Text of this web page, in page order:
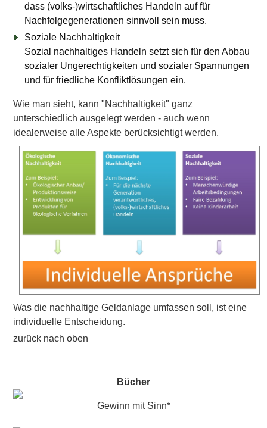
dass (volks-)wirtschaftliches Handeln auf für
Nachfolgegenerationen sinnvoll sein muss.
Soziale Nachhaltigkeit
Sozial nachhaltiges Handeln setzt sich für den Abbau
sozialer Ungerechtigkeiten und sozialer Spannungen
und für friedliche Konfliktlösungen ein.
Wie man sieht, kann "Nachhaltigkeit" ganz
unterschiedlich ausgelegt werden - auch wenn
idealerweise alle Aspekte berücksichtigt werden.
Was die nachhaltige Geldanlage umfassen soll, ist eine
individuelle Entscheidung.
zurück nach oben
Bücher
Gewinn mit Sinn*